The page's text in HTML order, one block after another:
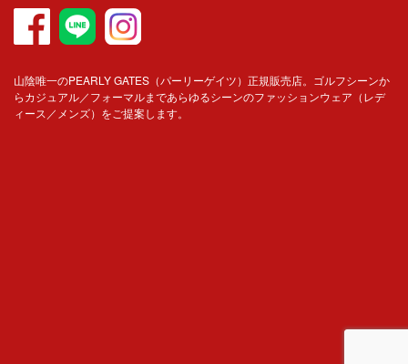
山陰唯一のPEARLY GATES（パーリーゲイツ）正規販売店。ゴルフシーンか
らカジュアル／フォーマルまであらゆるシーンのファッションウェア（レデ
ィース／メンズ）をご提案します。